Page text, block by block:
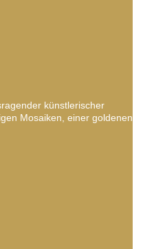
künstlerischer
Mosaiken, einer goldenen